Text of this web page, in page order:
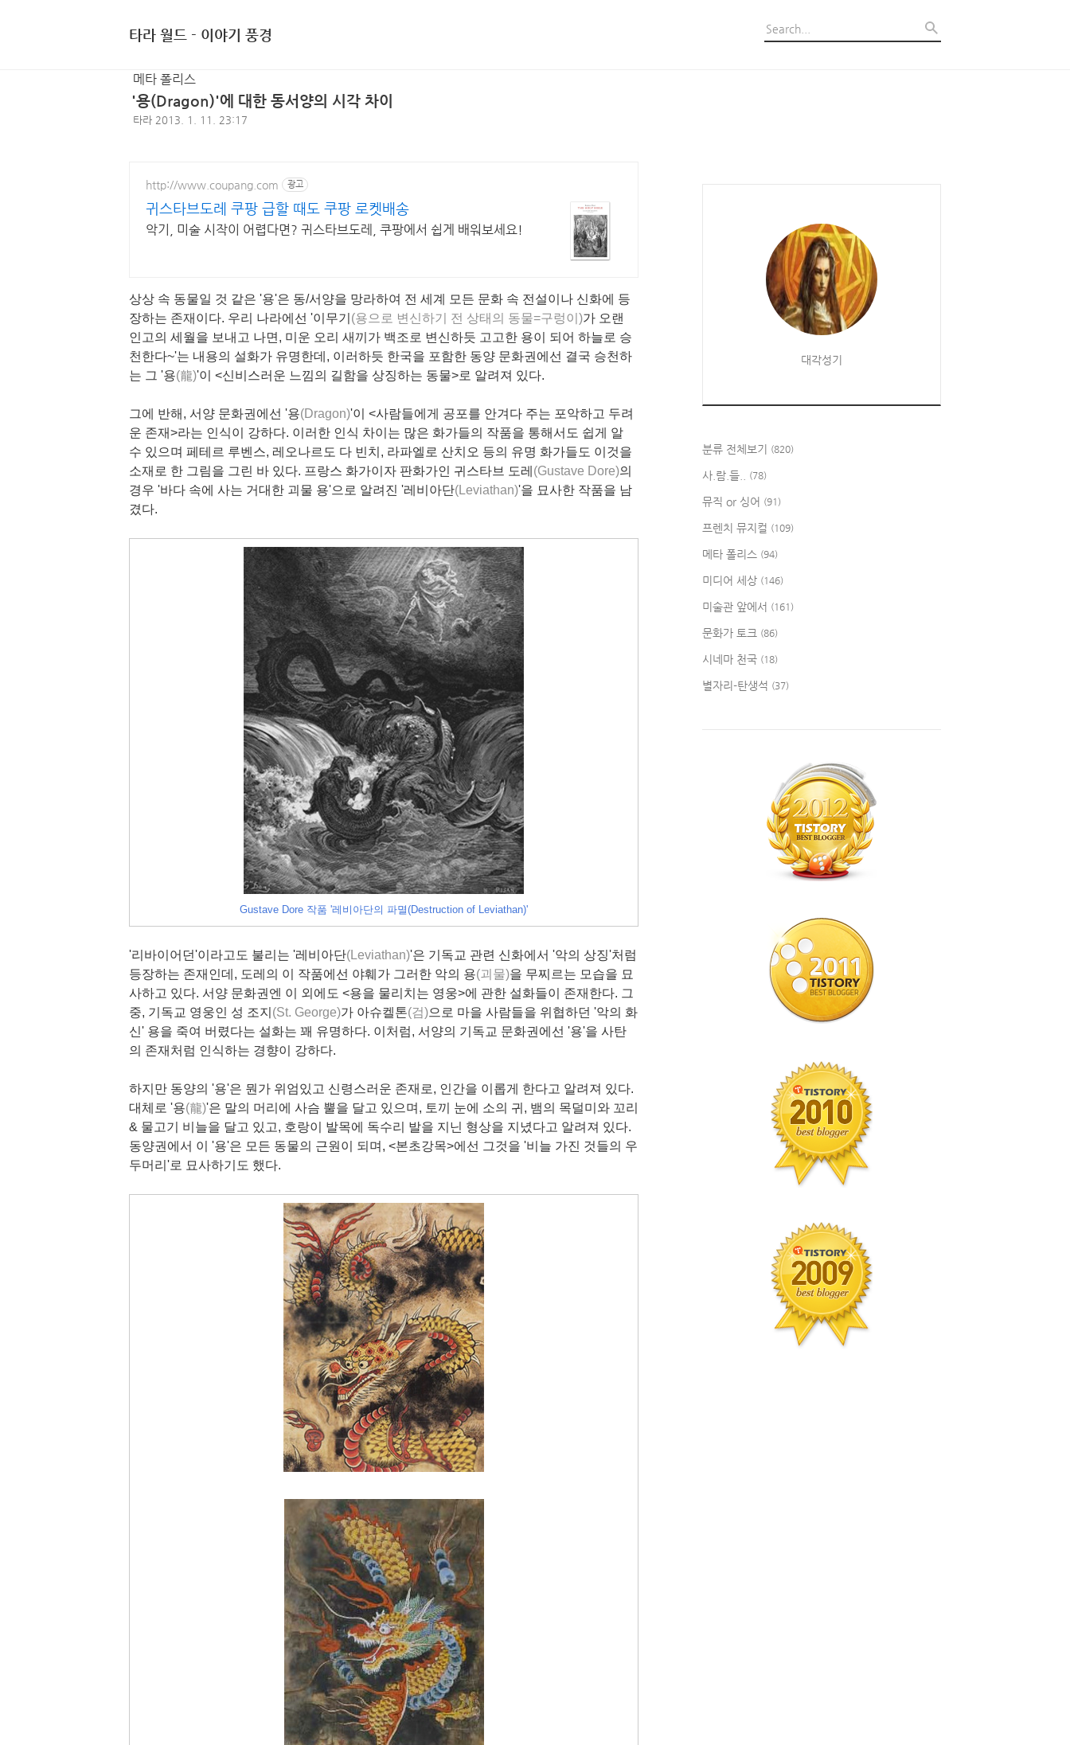
타라 월드 - 이야기 풍경
메타 폴리스
'용(Dragon)'에 대한 동서양의 시각 차이
타라 2013. 1. 11. 23:17
http://www.coupang.com 광고
귀스타브도레 쿠팡 급할 때도 쿠팡 로켓배송
악기, 미술 시작이 어렵다면? 귀스타브도레, 쿠팡에서 쉽게 배워보세요!
상상 속 동물일 것 같은 '용'은 동/서양을 망라하여 전 세계 모든 문화 속 전설이나 신화에 등
장하는 존재이다. 우리 나라에선 '이무기 (용으로 변신하기 전 상태의 동물=구렁이)가 오랜
인고의 세월을 보내고 나면, 미운 오리 새끼가 백조로 변신하듯 고고한 용이 되어 하늘로 승
천한다~'는 내용의 설화가 유명한데, 이러하듯 한국을 포함한 동양 문화권에선 결국 승천하
는 그 '용(龍)'이 <신비스러운 느낌의 길함을 상징하는 동물>로 알려져 있다.
그에 반해, 서양 문화권에선 '용(Dragon)'이 <사람들에게 공포를 안겨다 주는 포악하고 두려
운 존재>라는 인식이 강하다. 이러한 인식 차이는 많은 화가들의 작품을 통해서도 쉽게 알
수 있으며 페테르 루벤스, 레오나르도 다 빈치, 라파엘로 산치오 등의 유명 화가들도 이것을
소재로 한 그림을 그린 바 있다. 프랑스 화가이자 판화가인 귀스타브 도레 (Gustave Dore)의
경우 '바다 속에 사는 거대한 괴물 용'으로 알려진 '레비아단(Leviathan)'을 묘사한 작품을 남
겼다.
Gustave Dore 작품 '레비아단의 파멸(Destruction of Leviathan)'
'리바이어던'이라고도 불리는 '레비아단(Leviathan)'은 기독교 관련 신화에서 '악의 상징'처럼
등장하는 존재인데, 도레의 이 작품에선 야훼가 그러한 악의 용(괴물)을 무찌르는 모습을 묘
사하고 있다. 서양 문화권엔 이 외에도 <용을 물리치는 영웅>에 관한 설화들이 존재한다. 그
중, 기독교 영웅인 성 조지 (St. George)가 아슈켈톤(검)으로 마을 사람들을 위협하던 '악의 화
신' 용을 죽여 버렸다는 설화는 꽤 유명하다. 이처럼, 서양의 기독교 문화권에선 '용'을 사탄
의 존재처럼 인식하는 경향이 강하다.
하지만 동양의 '용'은 뭔가 위엄있고 신령스러운 존재로, 인간을 이롭게 한다고 알려져 있다.
대체로 '용(龍)'은 말의 머리에 사슴 뿔을 달고 있으며, 토끼 눈에 소의 귀, 뱀의 목덜미와 꼬리
& 물고기 비늘을 달고 있고, 호랑이 발목에 독수리 발을 지닌 형상을 지녔다고 알려져 있다.
동양권에서 이 '용'은 모든 동물의 근원이 되며, <본초강목>에선 그것을 '비늘 가진 것들의 우
두머리'로 묘사하기도 했다.
대각성기
분류 전체보기 (820)
사.람.들.. (78)
뮤직 or 싱어 (91)
프렌치 뮤지컬 (109)
메타 폴리스 (94)
미디어 세상 (146)
미술관 앞에서 (161)
문화가 토크 (86)
시네마 천국 (18)
별자리-탄생석 (37)